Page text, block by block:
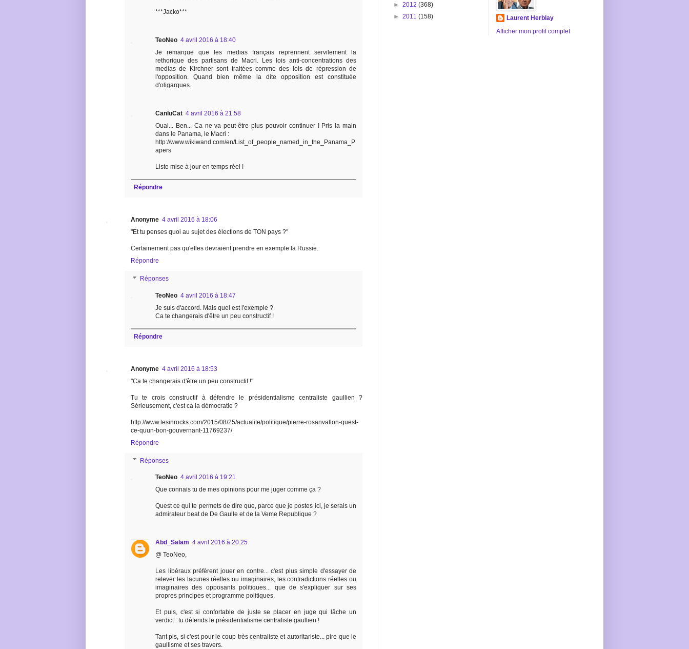
***Jacko***
TeoNeo 4 avril 2016 à 18:40
Je remarque que les medias français reprennent servilement la
rethorique des partisans de Macri. Les lois anti-concentrations des
medias de Kirchner sont traitées comme des lois de répression de
l'opposition. Quand bien même la dite opposition est constituée
d'oligarques.
CanluCat 4 avril 2016 à 21:58
Ouai... Ben... Ca ne va peut-être plus pouvoir continuer ! Pris la main
dans le Panama, le Macri :
http://www.wikiwand.com/en/List_of_people_named_in_the_Panama_P
apers
Liste mise à jour en temps réel !
Répondre
Anonyme 4 avril 2016 à 18:06
"Et tu penses quoi au sujet des élections de TON pays ?"
Certainement pas qu'elles devraient prendre en exemple la Russie.
Répondre
Réponses
TeoNeo 4 avril 2016 à 18:47
Je suis d'accord. Mais quel est l'exemple ?
Ca te changerais d'être un peu constructif !
Répondre
Anonyme 4 avril 2016 à 18:53
"Ca te changerais d'être un peu constructif !"
Tu te crois constructif à défendre le présidentialisme centraliste gaullien ?
Sérieusement, c'est ca la démocratie ?
http://www.lesinrocks.com/2015/08/25/actualite/politique/pierre-rosanvallon-quest-
ce-quun-bon-gouvernant-11769237/
Répondre
Réponses
TeoNeo 4 avril 2016 à 19:21
Que connais tu de mes opinions pour me juger comme ça ?
Quest ce qui te permets de dire que, parce que je postes ici, je serais un
admirateur beat de De Gaulle et de la Veme Republique ?
Abd_Salam 4 avril 2016 à 20:25
@ TeoNeo,
Les libéraux préfèrent jouer en contre... c'est plus simple d'essayer de
relever les lacunes réelles ou imaginaires, les contradictions réelles ou
imaginaires des opposants politiques... que de s'expliquer sur ses
propres principes et programme politiques.
Et puis, c'est si confortable de juste se placer en juge qui lâche un
verdict : tu défends le présidentialisme centraliste gaullien !
Tant pis, si c'est pour le coup très centraliste et autoritariste... pire que le
gaullisme et ses travers.
► 2012 (368)
► 2011 (158)
Laurent Herblay
Afficher mon profil complet